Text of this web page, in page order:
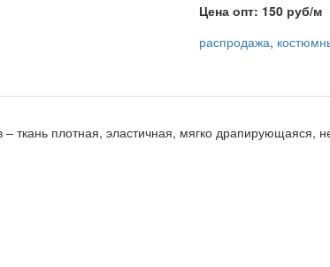
Цена опт: 150 руб/м
распродажа,
– ткань плотная, эластичная, мягко